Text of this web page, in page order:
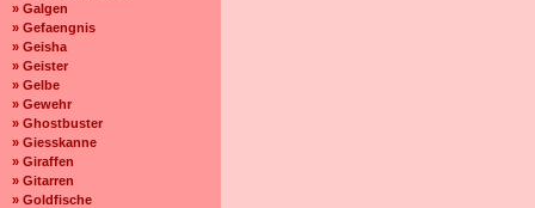
» Galgen
» Gefaengnis
» Geisha
» Geister
» Gelbe
» Gewehr
» Ghostbuster
» Giesskanne
» Giraffen
» Gitarren
» Goldfische